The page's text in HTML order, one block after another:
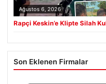
Ağustos 6, 2026
Rapçi Keskin’e Klipte Silah
Son Eklenen Firmalar